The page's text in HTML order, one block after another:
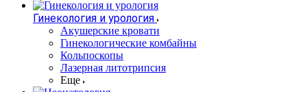
Гинекология и урология
Акушерские кровати
Гинекологические комбайны
Кольпоскопы
Лазерная литотрипсия
Еще